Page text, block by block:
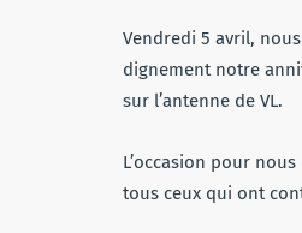
Vendredi 5 avril,
dignement notre
sur l’antenne de VL.
L’occasion pour
tous ceux qui ont